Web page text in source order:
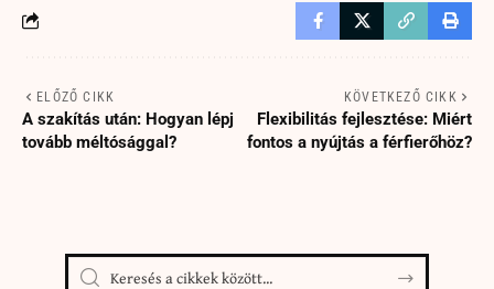
ELŐZŐ CIKK
A szakítás után: Hogyan lépj
tovább méltósággal?
KÖVETKEZŐ CIKK
Flexibilitás fejlesztése: Miért
fontos a nyújtás a férfierőhöz?